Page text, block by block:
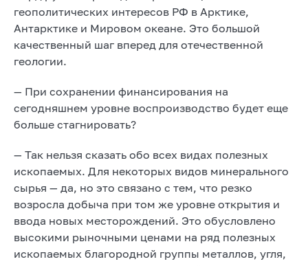
геополитических интересов РФ в Арктике,
Антарктике и Мировом океане. Это большой
качественный шаг вперед для отечественной
геологии.
— При сохранении финансирования на
сегодняшнем уровне воспроизводство будет еще
больше стагнировать?
— Так нельзя сказать обо всех видах полезных
ископаемых. Для некоторых видов минерального
сырья — да, но это связано с тем, что резко
возросла добыча при том же уровне открытия и
ввода новых месторождений. Это обусловлено
высокими рыночными ценами на ряд полезных
ископаемых благородной группы металлов, угля,